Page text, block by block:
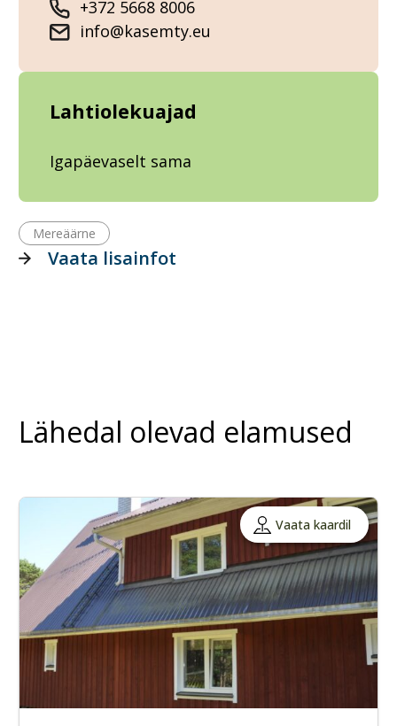
+372 5668 8006
info@kasemty.eu
Lahtiolekuajad
Igapäevaselt sama
Mereäärne
Vaata lisainfot
Lähedal olevad elamused
Vaata kaardil